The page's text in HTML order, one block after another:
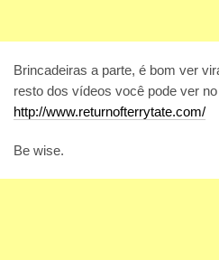
Brincadeiras a parte, é bom ver
resto dos vídeos você pode ver
http://www.returnofterrytate.com/
Be wise.